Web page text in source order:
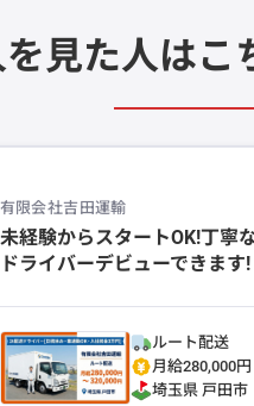
見た人はこ
有限会社吉田運輸
未経験からスタートOK!丁寧
ドライバーデビューできます!
ルート配送
月給280,000
埼玉県 戸田市